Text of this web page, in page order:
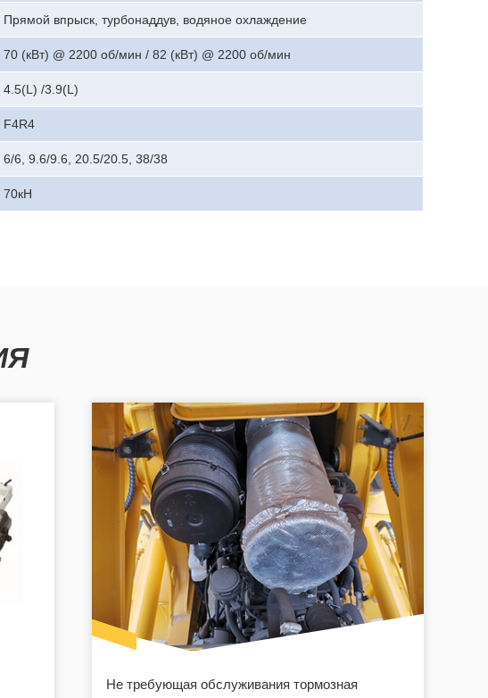
Прямой впрыск, турбонаддув, водяное охлаждение
70 (кВт) @ 2200 об/мин / 82 (кВт) @ 2200 об/мин
4.5(L) /3.9(L)
F4R4
6/6, 9.6/9.6, 20.5/20.5, 38/38
70кН
Не требующая обслуживания тормозная